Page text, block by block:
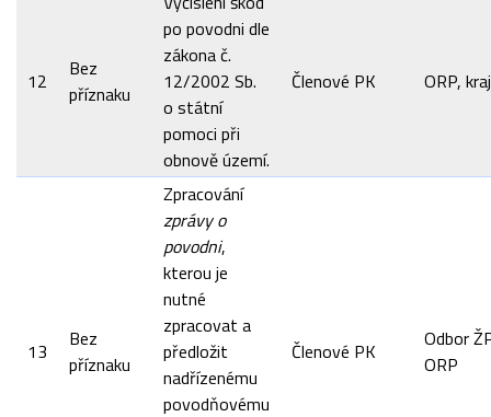
12
Bez
příznaku
po povodni dle
zákona č.
12/2002 Sb.
o státní
pomoci při
obnově území.
Členové PK ORP, kraj
13
Bez
příznaku
Zpracování
zprávy o
povodni,
kterou je
nutné
zpracovat a
předložit
nadřízenému
povodňovému
Členové PK
Odbor
ORP